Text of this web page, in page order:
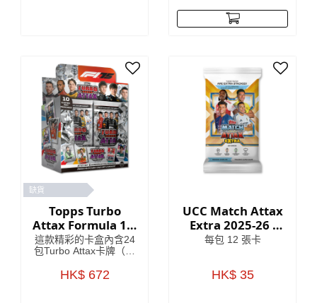
缺貨
Topps Turbo
Attax Formula 1®
2025 - 完整盒裝
這款精彩的卡盒內含24
包Turbo Attax卡牌（共
牌都包含3張特殊插
HK$ 672
UCC Match Attax
Extra 2025-26 -
Cards
每包 12 張卡
HK$ 35